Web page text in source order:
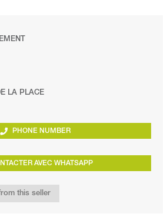
LA PLACE
PHONE NUMBER
AVEC WHATSAPP
this seller